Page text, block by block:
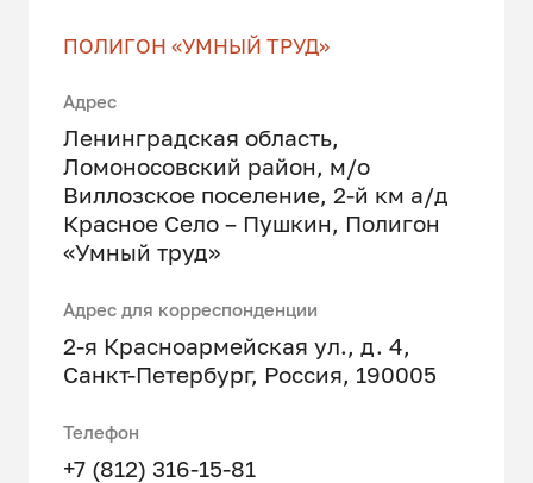
ПОЛИГОН «УМНЫЙ ТРУД»
Адрес
Ленинградская область,
Ломоносовский район, м/о
Виллозское поселение, 2-й км а/д
Красное Село – Пушкин, Полигон
«Умный труд»
Адрес для корреспонденции
2-я Красноармейская ул., д. 4,
Санкт-Петербург, Россия, 190005
Телефон
+7 (812) 316-15-81